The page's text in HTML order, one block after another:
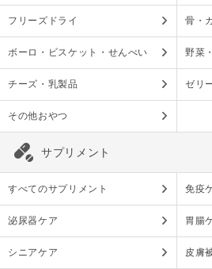
フリーズドライ 骨・
ボーロ・ビスケット・せんべい 野菜
チーズ・乳製品 ゼリ
その他おやつ
サプリメント
すべてのサプリメント 免疫
泌尿器ケア 胃腸
シニアケア 皮膚